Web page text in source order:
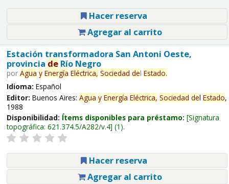
Hacer reserva
Agregar al carrito
Estación transformadora San Antoni Oeste,
provincia deRío Negro
por Agua y Energía Eléctrica, Sociedad del Estado.
Idioma: Español
Editor: Buenos Aires: Agua y Energía Eléctrica, Sociedad del Estado,
1988
Disponibilidad: Ítems disponibles para préstamo: Signatura
topográfica: 621.374.5/A282/v.4 (1).
Hacer reserva
Agregar al carrito